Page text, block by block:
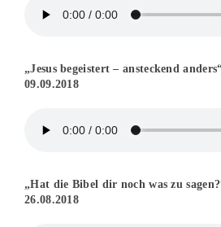
„Jesus begeistert – ansteckend
09.09.2018
„Hat die Bibel dir noch was zu
26.08.2018